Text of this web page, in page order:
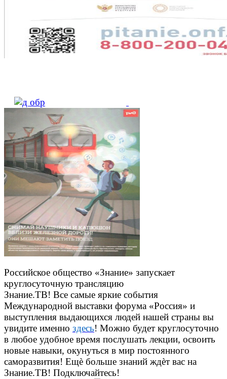
Российское общество «Знание» запускает
круглосуточную трансляцию
Знание.ТВ! Все самые яркие события
Международной выставки форума «Россия» и
выступления выдающихся людей нашей страны вы
увидите именно здесь! Можно будет круглосуточно
в любое удобное время послушать лекции, освоить
новые навыки, окунуться в мир постоянного
саморазвития! Ещѐ больше знаний ждѐт вас на
Знание.ТВ! Подключайтесь!